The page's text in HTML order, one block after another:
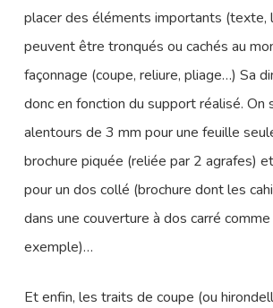
placer des éléments importants (texte,
peuvent être tronqués ou cachés au
façonnage (coupe, reliure, pliage…) Sa
donc en fonction du support réalisé. On
alentours de 3 mm pour une feuille
brochure piquée (reliée par 2 agrafes)
pour un dos collé (brochure dont les
dans une couverture à dos carré
exemple)…
Et enfin, les traits de coupe (ou